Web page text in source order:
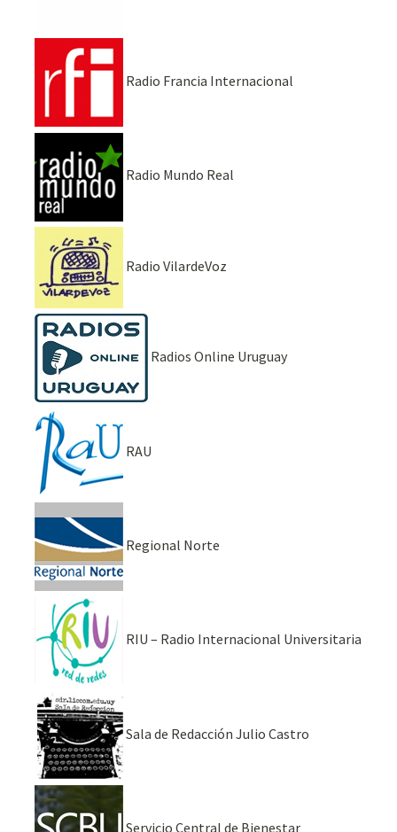
Radio Francia Internacional
Radio Mundo Real
Radio VilardeVoz
Radios Online Uruguay
RAU
Regional Norte
RIU – Radio Internacional Universitaria
Sala de Redacción Julio Castro
Servicio Central de Bienestar